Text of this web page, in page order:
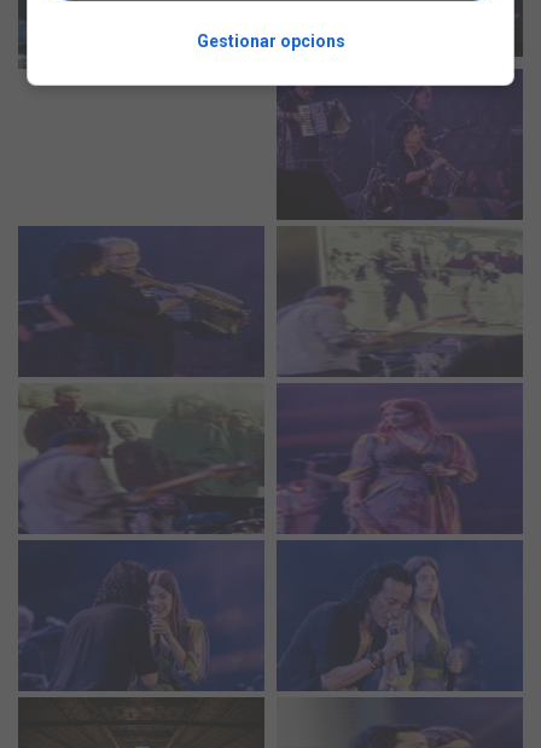
Gestionar opcions